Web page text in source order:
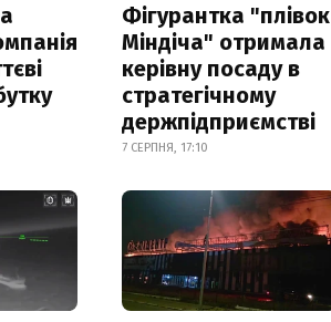
Фігурантка "плівок
Міндіча" отримала
керівну посаду в
стратегічному
держпідприємстві
7 СЕРПНЯ, 17:10